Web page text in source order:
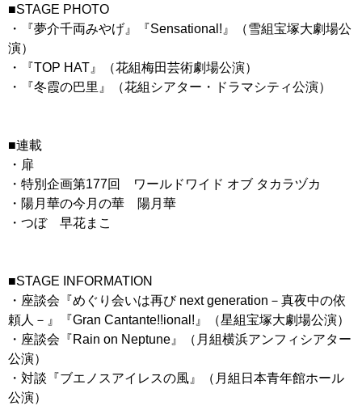
■STAGE PHOTO
・『夢介千両みやげ』『Sensational!』（雪組宝塚大劇場公
演）
・『TOP HAT』（花組梅田芸術劇場公演）
・『冬霞の巴里』（花組シアター・ドラマシティ公演）
■連載
・扉
・特別企画第177回 ワールドワイド オブ タカラヅカ
・陽月華の今月の華 陽月華
・つぼ 早花まこ
■STAGE INFORMATION
・座談会『めぐり会いは再び next generation－真夜中の依
頼人－』『Gran Cantante!!ional!』（星組宝塚大劇場公演）
・座談会『Rain on Neptune』（月組横浜アンフィシアター
公演）
・対談『ブエノスアイレスの風』（月組日本青年館ホール
公演）